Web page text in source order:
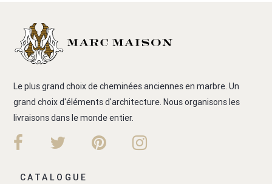
Le plus grand choix de cheminées anciennes en marbre. Un
grand choix d'éléments d'architecture. Nous organisons les
livraisons dans le monde entier.
CATALOGUE